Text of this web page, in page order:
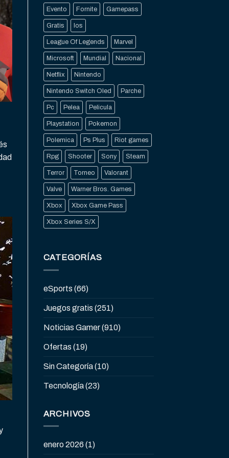
Evento Fornite Gamepass
Gratis Ios
League Of Legends Marvel
Microsoft Mundial Nacional
Netflix Nintendo
Nintendo Switch Oled Parche
Pc Pelea Pelicula
Playstation Pokemon
Polemica Ps Plus Riot games
Rpg Shooter Sony Steam
Terror Torneo Valorant
Valve Warner Bros. Games
Xbox Xbox Game Pass
Xbox Series S/X
CATEGORÍAS
eSports (66)
Juegos gratis (251)
Noticias Gamer(910)
Ofertas (19)
Sin Categoría(10)
Tecnología(23)
ARCHIVOS
enero 2026 (1)